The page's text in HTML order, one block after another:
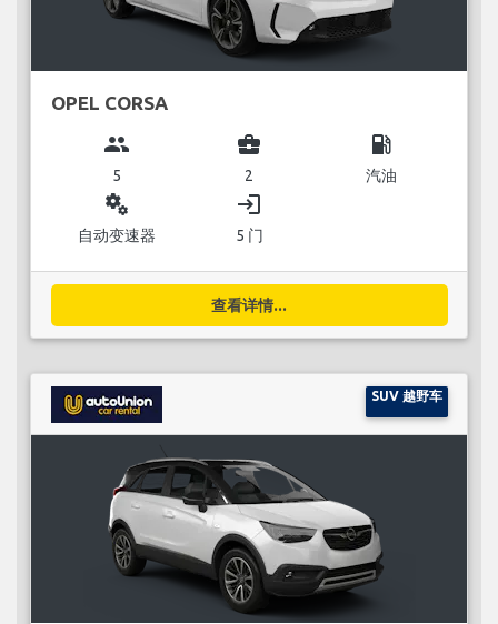
OPEL CORSA
group
5
business_center
2
local_gas_station
汽油
miscellaneous_services
自动变速器
login
5 门
查看详情...
SUV 越野车